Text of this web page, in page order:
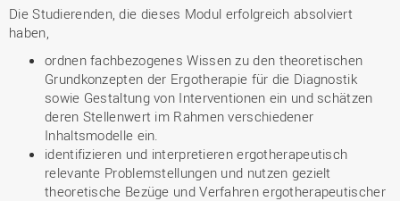
Die Studierenden, die dieses Modul erfolgreich absolviert
haben,
ordnen fachbezogenes Wissen zu den theoretischen
Grundkonzepten der Ergotherapie für die Diagnostik
sowie Gestaltung von Interventionen ein und schätzen
deren Stellenwert im Rahmen verschiedener
Inhaltsmodelle ein.
identifizieren und interpretieren ergotherapeutisch
relevante Problemstellungen und nutzen gezielt
theoretische Bezüge und Verfahren ergotherapeutischer